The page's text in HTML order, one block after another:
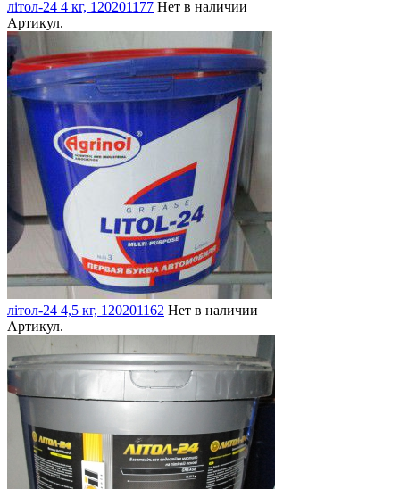
літол-24 4 кг, 120201177 Нет в наличии
Артикул.
літол-24 4,5 кг, 120201162 Нет в наличии
Артикул.